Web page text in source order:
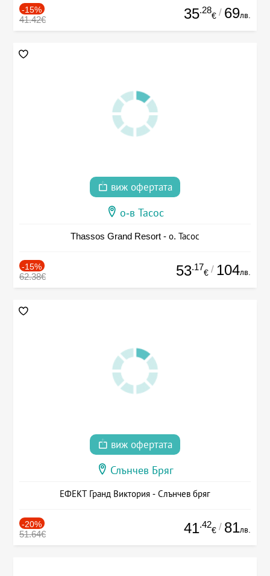
-15%
41.42€ 35.28
€ / 69лв.
виж офертата
о-в Тасос
Thassos Grand Resort - о. Тасос
-15%
62.38€ 53.17
€ / 104лв.
виж офертата
Слънчев Бряг
ЕФЕКТ Гранд Виктория - Слънчев бряг
-20%
51.64€ 41.42
€ / 81лв.